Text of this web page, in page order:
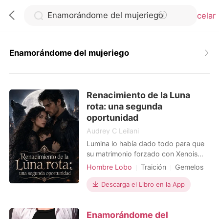
Cancelar
Recargar
Historia
Salir
Enamorándome del mujeriego
Renacimiento de la Luna
rota: una segunda
oportunidad
Audrey C Leilani
Lumina lo había dado todo para que
su matrimonio forzado con Xenois
funcionara, aunque solo fuera por el
Sophia, la exnovia de este y su hijo,
siempre en escena, cada batalla
Ollie, pobre hijo de Lumina y Xenois,
Hombre Lobo Traición
Gemelos
Aristocracia
Encantador
Dramático
Renacimiento
Descarga el Libro en la App
Enamorándome del